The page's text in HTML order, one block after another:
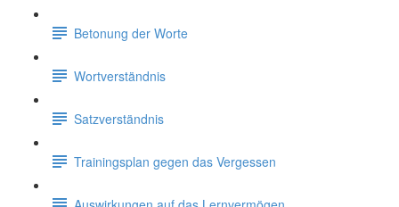
Betonung der Worte
Wortverständnis
Satzverständnis
Trainingsplan gegen das Vergessen